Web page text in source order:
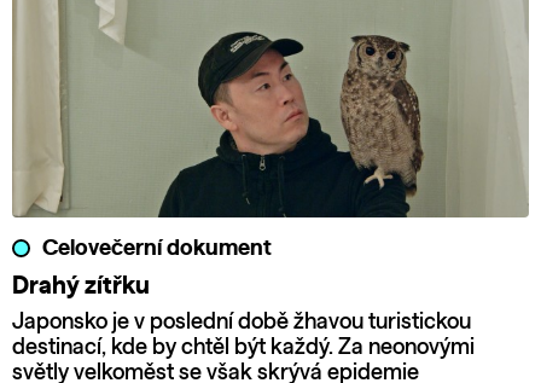
Celovečerní dokument
Drahý zítřku
Japonsko je v poslední době žhavou turistickou
destinací, kde by chtěl být každý. Za neonovými
světly velkoměst se však skrývá epidemie